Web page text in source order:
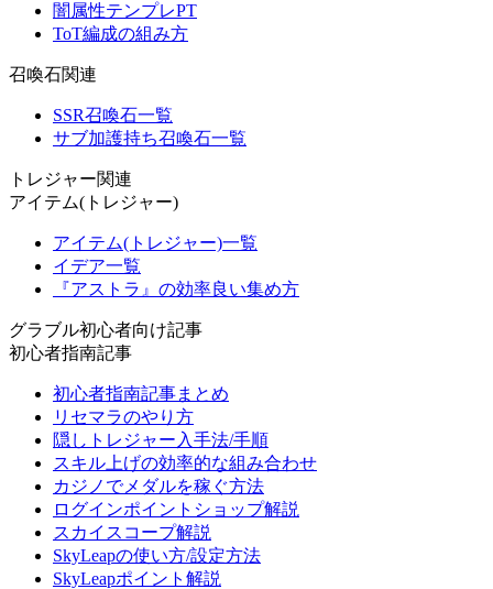
闇属性テンプレPT
ToT編成の組み方
召喚石関連
SSR召喚石一覧
サブ加護持ち召喚石一覧
トレジャー関連
アイテム(トレジャー)
アイテム(トレジャー)一覧
イデア一覧
『アストラ』の効率良い集め方
グラブル初心者向け記事
初心者指南記事
初心者指南記事まとめ
リセマラのやり方
隠しトレジャー入手法/手順
スキル上げの効率的な組み合わせ
カジノでメダルを稼ぐ方法
ログインポイントショップ解説
スカイスコープ解説
SkyLeapの使い方/設定方法
SkyLeapポイント解説